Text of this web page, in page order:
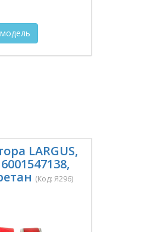
LARGUS,
(Код:Я296)